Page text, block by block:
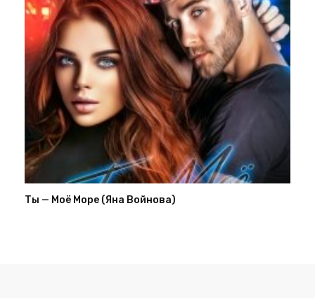
Ты — Моё Море (Яна Войнова)